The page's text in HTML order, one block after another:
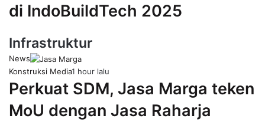
di IndoBuildTech 2025
Infrastruktur
News
Konstruksi Media1 hour lalu
Perkuat SDM, Jasa Marga teken
MoU dengan Jasa Raharja